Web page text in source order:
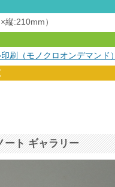
縦:210mm）
刷（モノクロオンデマンド）
ート ギャラリー